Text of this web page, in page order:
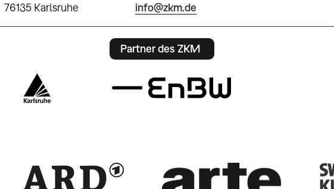
76135 Karlsruhe
info@zkm.de
Partner des ZKM